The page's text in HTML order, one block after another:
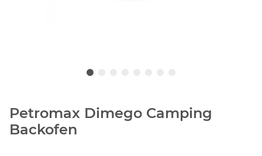
Petromax Dimego Camping
Backofen